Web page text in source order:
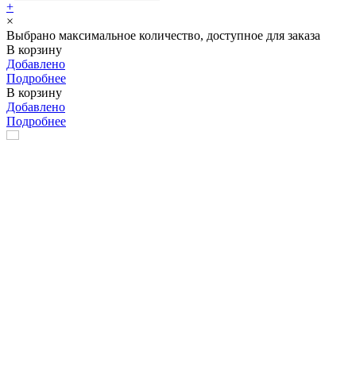
+
×
Выбрано максимальное количество, доступное для заказа
В корзину
Добавлено
Подробнее
В корзину
Добавлено
Подробнее